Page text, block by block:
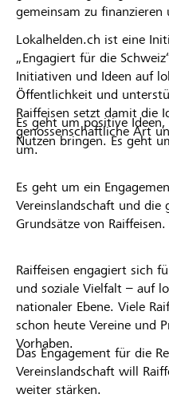
gemeinsam zu finanzieren
Lokalhelden.ch ist eine
„Engagiert für die
Initiativen und Ideen auf
Öffentlichkeit und
Raiffeisen setzt damit die
genossenschaftliche Art
um.
Es geht um positive
Nutzen bringen. Es geht
Es geht um ein
Vereinslandschaft und die
Grundsätze von Raiffeisen.
Raiffeisen engagiert sich
und soziale Vielfalt – auf
nationaler Ebene. Viele
schon heute Vereine und
Vorhaben.
Das Engagement für die
Vereinslandschaft will
weiter stärken.